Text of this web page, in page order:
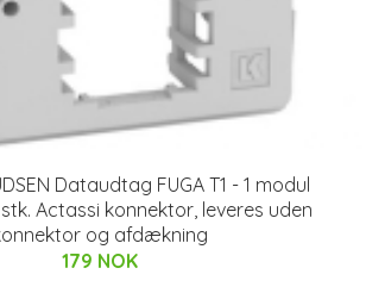
Dataudtag FUGA T1 - 1 modul
Actassi konnektor, leveres uden
og afdækning
179 NOK